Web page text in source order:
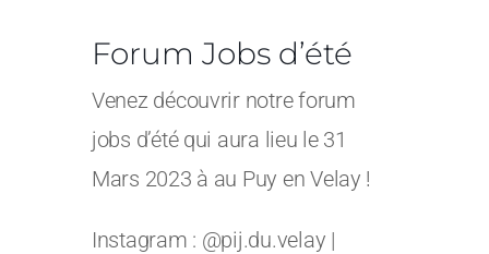
Forum Jobs d’été
Venez découvrir notre forum
jobs d’été qui aura lieu le 31
Mars 2023 à au Puy en Velay !
Instagram : @pij.du.velay |